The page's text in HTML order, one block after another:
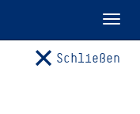
Schließen